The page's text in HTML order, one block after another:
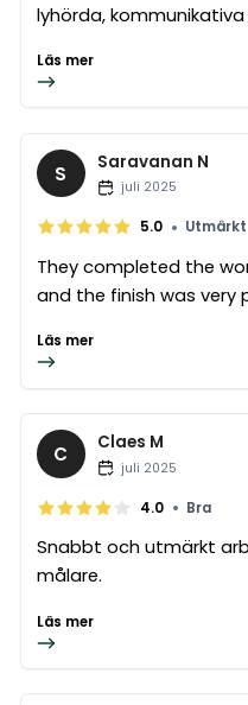
lyhörda,
Läs mer
S Saravanan N
juli 2025
5.0 • Utmärkt
They completed the
and the finish was very
Läs mer
C Claes M
juli 2025
4.0 • Bra
Snabbt och utmärkt
målare.
Läs mer